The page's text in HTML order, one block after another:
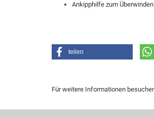
Ankipphilfe zum
teilen
Für weitere Informationen